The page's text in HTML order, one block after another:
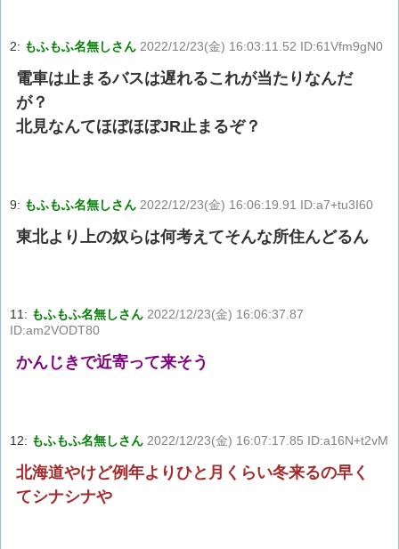
2: もふもふ名無しさん 2022/12/23(金) 16:03:11.52 ID:61Vfm9gN0
電車は止まるバスは遅れるこれが当たりなんだ
が？
北見なんてほぼほぼJR止まるぞ？
9: もふもふ名無しさん 2022/12/23(金) 16:06:19.91 ID:a7+tu3I60
東北より上の奴らは何考えてそんな所住んどるん
11: もふもふ名無しさん 2022/12/23(金) 16:06:37.87
ID:am2VODT80
かんじきで近寄って来そう
12: もふもふ名無しさん 2022/12/23(金) 16:07:17.85 ID:a16N+t2vM
北海道やけど例年よりひと月くらい冬来るの早く
てシナシナや